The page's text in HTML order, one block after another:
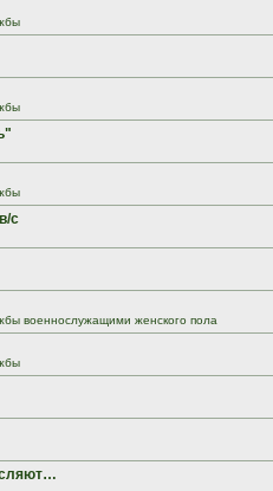
с
военнослужащими женского пола